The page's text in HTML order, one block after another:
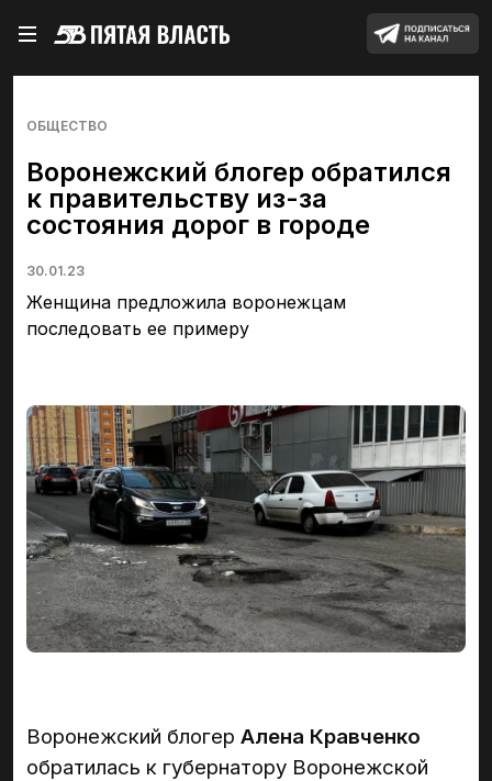
ОБЩЕСТВО
Воронежский блогер обратился
к правительству из-за
состояния дорог в городе
30.01.23
Женщина предложила воронежцам
последовать ее примеру
Воронежский блогер Алена Кравченко
обратилась к губернатору Воронежской